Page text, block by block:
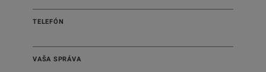
TELEFÓN
VAŠA SPRÁVA